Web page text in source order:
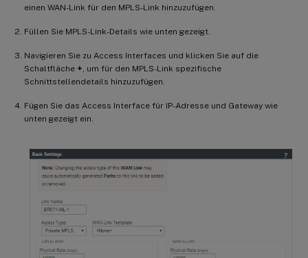
einen WAN-Link für den MPLS-Link hinzuzufügen.
Füllen Sie MPLS-Link-Details wie unten gezeigt.
Navigieren Sie zu Access Interfaces und klicken Sie auf die
Schaltfläche +, um für den MPLS-Link spezifische
Schnittstellendetails hinzuzufügen.
Fügen Sie das Access Interface für IP-Adresse und Gateway wie
unten gezeigt ein.